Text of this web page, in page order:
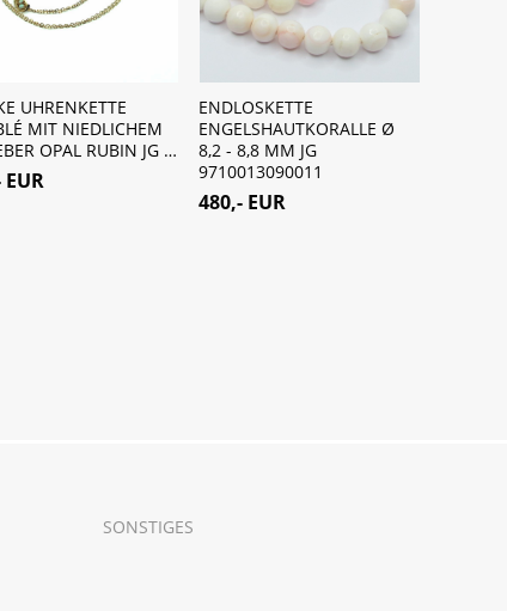
UHRENKETTE
MIT NIEDLICHEM
OPAL RUBIN JG …
ENDLOSKETTE
ENGELSHAUTKORALLE Ø
8,2 - 8,8 MM JG
9710013090011
480,- EUR
SONSTIGES